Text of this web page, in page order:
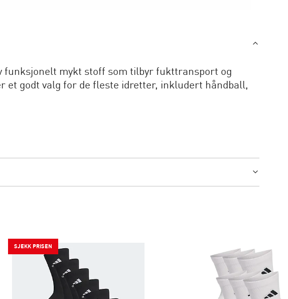
funksjonelt mykt stoff som tilbyr fukttransport og
et godt valg for de fleste idretter, inkludert håndball,
SJEKK PRISEN